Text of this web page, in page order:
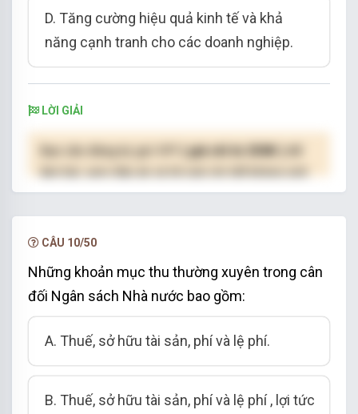
D. Tăng cường hiệu quả kinh tế và khả
năng cạnh tranh cho các doanh nghiệp.
LỜI GIẢI
( giá chỉ từ 250K )
hạn.
CÂU 10/50
Những khoản mục thu thường xuyên trong cân
đối Ngân sách Nhà nước bao gồm:
A. Thuế, sở hữu tài sản, phí và lệ phí.
B. Thuế, sở hữu tài sản, phí và lệ phí , lợi tức